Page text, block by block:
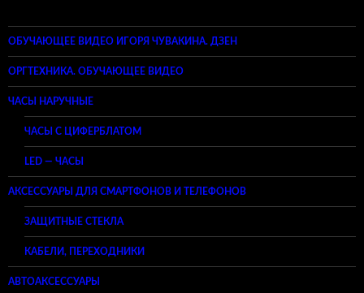
ОБУЧАЮЩЕЕ ВИДЕО ИГОРЯ ЧУВАКИНА. ДЗЕН
ОРГТЕХНИКА. ОБУЧАЮЩЕЕ ВИДЕО
ЧАСЫ НАРУЧНЫЕ
ЧАСЫ С ЦИФЕРБЛАТОМ
LED — ЧАСЫ
АКСЕССУАРЫ ДЛЯ СМАРТФОНОВ И ТЕЛЕФОНОВ
ЗАЩИТНЫЕ СТЕКЛА
КАБЕЛИ, ПЕРЕХОДНИКИ
АВТОАКСЕССУАРЫ